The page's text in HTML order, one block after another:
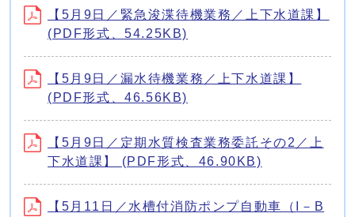
【5月9日／緊急浚渫待機業務／上下水道課】
(PDF形式、54.25KB)
【5月9日／漏水待機業務／上下水道課】
(PDF形式、46.56KB)
【5月9日／定期水質検査業務委託その2／上
下水道課】 (PDF形式、46.90KB)
【5月11日／水槽付消防ポンプ自動車（I－B